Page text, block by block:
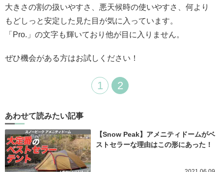
大きさの割の扱いやすさ、悪天候時の使いやすさ、何より
もどしっと安定した見た目が気に入っています。
「Pro.」の文字も輝いており他が目に入りません。
ぜひ機会がある方はお試しください！
1 2
あわせて読みたい記事
【Snow Peak】アメニティドームがベ
ストセラーな理由はこの形にあった！